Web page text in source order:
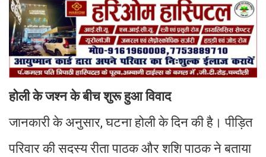
होली के जश्न के बीच शुरू हुआ विवाद
जानकारी के अनुसार, घटना होली के दिन की है। पीड़ित
परिवार की सदस्य रीता पाठक और शशि पाठक ने बताया